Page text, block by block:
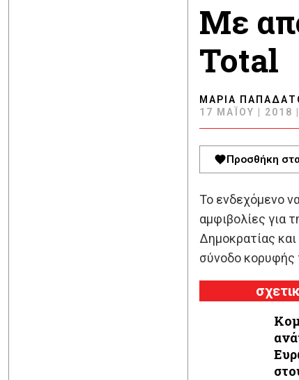
Με
Total
ΜΑΡΊΑ
17 ΜΑΪ́ΟΥ | 2018
Προσθήκη
Το ενδεχόμενο
αμφιβολίες για
Δημοκρατίας
σύνοδο κορυφής